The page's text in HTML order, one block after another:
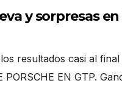
y sorpresas en
resultados casi al
EN GTP.